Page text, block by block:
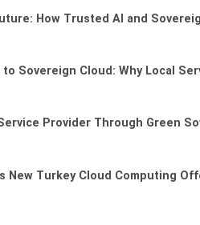
How Trusted AI and
to Sovereign Cloud: Why Local
Provider Through Green
New Turkey Cloud Computing